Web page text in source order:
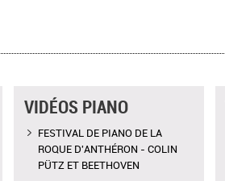
VIDÉOS PIANO
FESTIVAL DE PIANO DE LA
ROQUE D'ANTHÉRON - COLIN
PÜTZ ET BEETHOVEN